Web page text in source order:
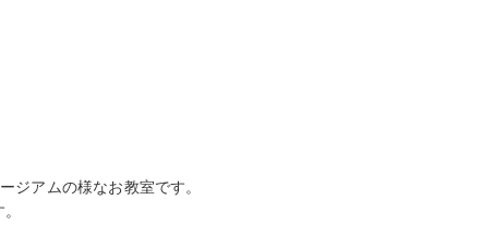
ジアムの様なお教室です。